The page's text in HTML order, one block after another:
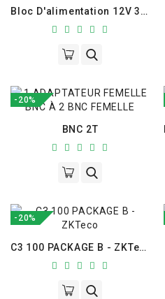
Bloc D'alimentation 12V 30A
-20%
BNC 2T
-20%
C3 100 PACKAGE B - ZKTeco